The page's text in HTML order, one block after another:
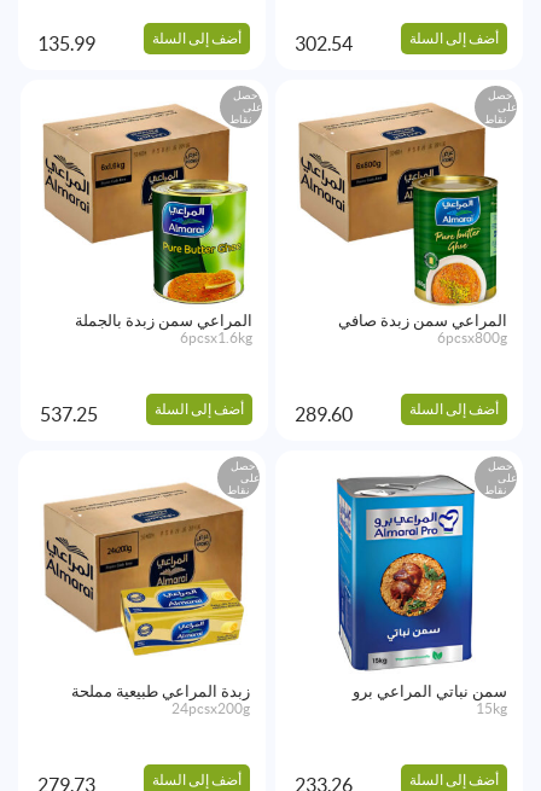
أضف إلى السلة 302.54 أضف إلى السلة 135.99
احصل
على
نقاط
المراعي سمن زبدة صافي
6pcsx800g
أضف إلى السلة 289.60
احصل
على
نقاط
المراعي سمن زبدة بالجملة
6pcsx1.6kg
أضف إلى السلة 537.25
احصل
على
نقاط
سمن نباتي المراعي برو
15kg
أضف إلى السلة 233.26
احصل
على
نقاط
زبدة المراعي طبيعية مملحة
24pcsx200g
أضف إلى السلة 279.73